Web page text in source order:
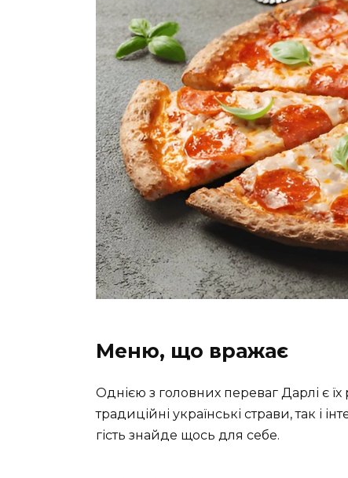
Меню, що вражає
Однією з головних переваг Дарлі є
традиційні українські страви, так і
гість знайде щось для себе.